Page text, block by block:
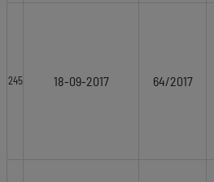
245 18-09-2017 64/2017